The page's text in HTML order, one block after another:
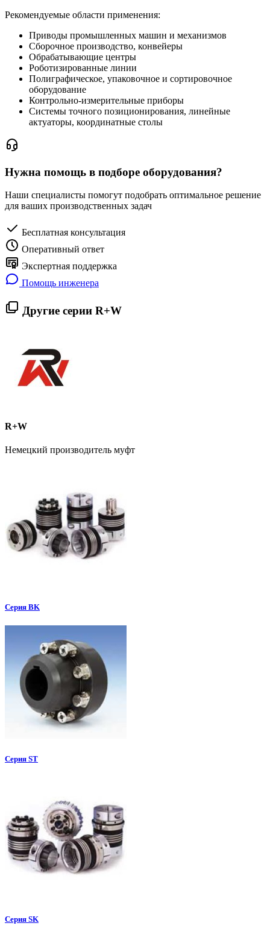
Рекомендуемые области применения:
Приводы промышленных машин и механизмов
Сборочное производство, конвейеры
Обрабатывающие центры
Роботизированные линии
Полиграфическое, упаковочное и сортировочное
оборудование
Контрольно-измерительные приборы
Системы точного позиционирования, линейные
актуаторы, координатные столы
Нужна помощь в подборе оборудования?
Наши специалисты помогут подобрать оптимальное решение
для ваших производственных задач
Бесплатная консультация
Оперативный ответ
Экспертная поддержка
Помощь инженера
Другие серии R+W
R+W
Немецкий производитель муфт
Серия BK
Серия ST
Серия SK